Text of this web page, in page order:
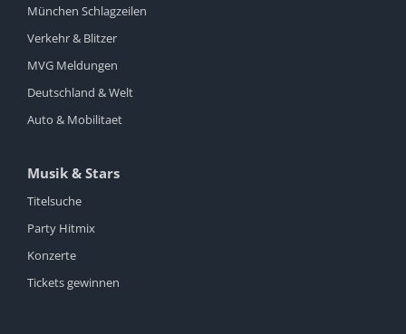
München Schlagzeilen
Verkehr & Blitzer
MVG Meldungen
Deutschland & Welt
Auto & Mobilitaet
Musik & Stars
Titelsuche
Party Hitmix
Konzerte
Tickets gewinnen